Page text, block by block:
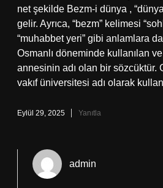
net şekilde Bezm-i dünya ,
gelir. Ayrıca, “bezm” kelimesi
“muhabbet yeri” gibi anlamlara
Osmanlı döneminde kullanılan
annesinin adı olan bir sözcüktür.
vakıf üniversitesi adı olarak
Eylül 29, 2025 Yanıtla
admin